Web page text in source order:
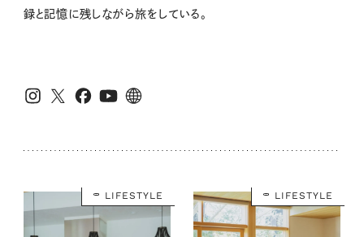
録と記憶に残しながら旅をしている。
LIFESTYLE LIFESTYLE